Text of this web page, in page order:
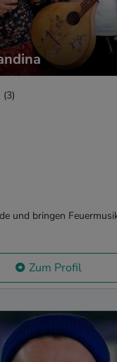
(3)
und bringen
Zum Profil